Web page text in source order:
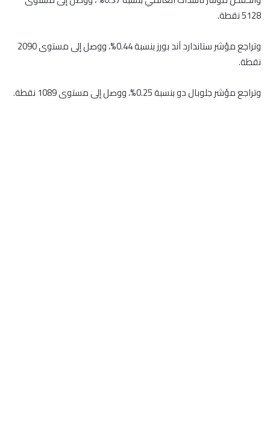
5128 نقطة.
وتراجع مؤشر ستاندارد آند بورز بنسبة 0.44%، ووصل إلى مستوى 2090
نقطة.
وتراجع مؤشر جلوبال دو بنسبة 0.25%، ووصل إلى مستوى 1089 نقطة.